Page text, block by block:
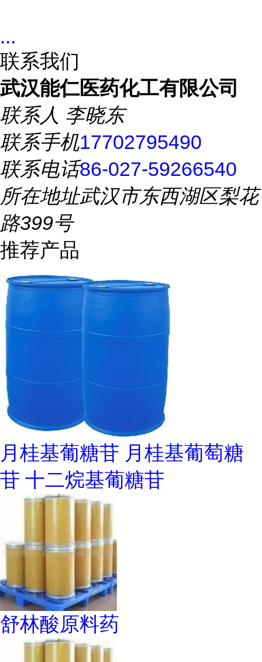
...
联系我们
武汉能仁医药化工有限公司
联系人 李晓东
联系手机17702795490
联系电话86-027-59266540
所在地址武汉市东西湖区梨花
路399号
推荐产品
月桂基葡糖苷 月桂基葡萄糖
苷 十二烷基葡糖苷
舒林酸原料药